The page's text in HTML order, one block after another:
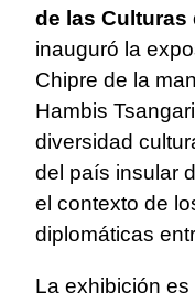
de las Culturas
inauguró la
Chipre de la
Hambis
diversidad
del país insular
el contexto de
diplomáticas
La exhibición